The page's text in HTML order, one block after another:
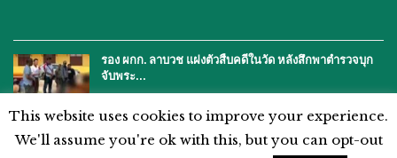
รอง ผกก. ลาบวช แฝงตัวสืบคดีในวัด หลังสึกพาตำรวจบุก
จับพระ…
This website uses cookies to improve your experience.
We'll assume you're ok with this, but you can opt-out